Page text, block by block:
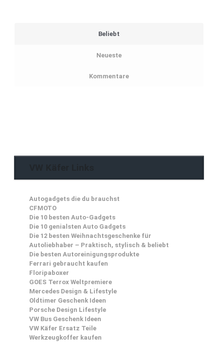
Beliebt
Neueste
Kommentare
Autogadgets die du brauchst
CFMOTO
Die 10 besten Auto-Gadgets
Die 10 genialsten Auto Gadgets
Die 12 besten Weihnachtsgeschenke für
Autoliebhaber – Praktisch, stylisch & beliebt
Die besten Autoreinigungsprodukte
Ferrari gebraucht kaufen
Floripaboxer
GOES Terrox Weltpremiere
Mercedes Design & Lifestyle
Oldtimer Geschenk Ideen
Porsche Design Lifestyle
VW Bus Geschenk Ideen
VW Käfer Ersatz Teile
Werkzeugkoffer kaufen